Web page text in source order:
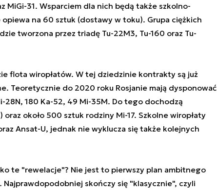
MiGi-31. Wsparciem dla nich będą także szkolno-
na 60 sztuk (dostawy w toku). Grupa ciężkich
tworzona przez triadę Tu-22M3, Tu-160 oraz Tu-
flota wiropłatów. W tej dziedzinie kontrakty są już
Teoretycznie do 2020 roku Rosjanie mają dysponować
28N, 180 Ka-52, 49 Mi-35M. Do tego dochodzą
około 500 sztuk rodziny Mi-17. Szkolne wiropłaty
Ansat-U, jednak nie wyklucza się także kolejnych
te "rewelacje"? Nie jest to pierwszy plan ambitnego
Najprawdopodobniej skończy się "klasycznie", czyli